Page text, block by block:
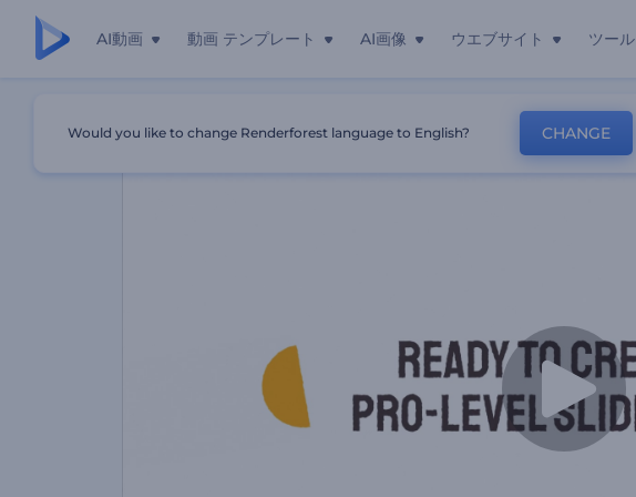
AI動画 動画 テンプレート AI画像 ウエブサイト ツール
Would you like to change Renderforest language to English? CHANGE